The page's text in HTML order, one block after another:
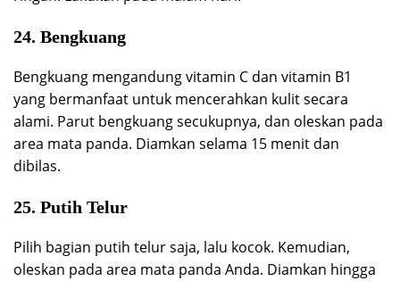
24. Bengkuang
Bengkuang mengandung vitamin C dan vitamin B1
yang bermanfaat untuk mencerahkan kulit secara
alami. Parut bengkuang secukupnya, dan oleskan pada
area mata panda. Diamkan selama 15 menit dan
dibilas.
25. Putih Telur
Pilih bagian putih telur saja, lalu kocok. Kemudian,
oleskan pada area mata panda Anda. Diamkan hingga